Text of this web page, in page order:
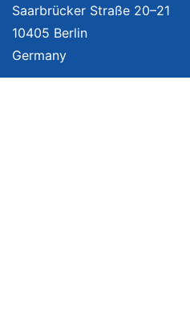
Saarbrücker Straße 20–21
10405 Berlin
Germany